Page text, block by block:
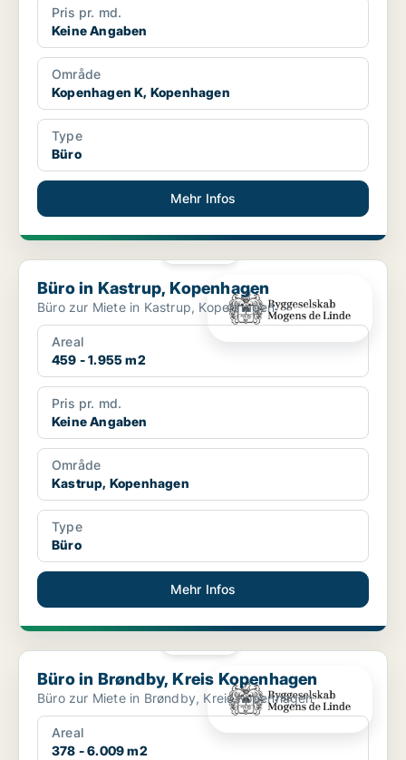
Pris pr. md.
Keine Angaben
Område
Kopenhagen K, Kopenhagen
Type
Büro
Mehr Infos
Büro in Kastrup, Kopenhagen
Büro in Kastrup, Kopenhagen
Büro zur Miete in Kastrup, Kopenhagen
Areal
459 - 1.955 m2
Pris pr. md.
Keine Angaben
Område
Kastrup, Kopenhagen
Type
Büro
Mehr Infos
Büro in Brøndby, Kreis Kopenhagen
Büro in Brøndby, Kreis Kopenhagen
Büro zur Miete in Brøndby, Kreis Kopenhagen
Areal
378 - 6.009 m2